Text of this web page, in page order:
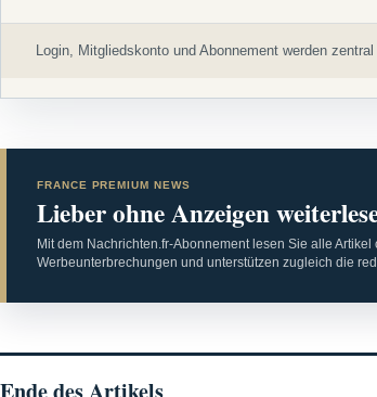
Login, Mitgliedskonto und Abonnement werden
FRANCE PREMIUM NEWS
Lieber ohne Anzeigen
Mit dem Nachrichten.fr-Abonnement lesen Sie alle Artikel
Werbeunterbrechungen und unterstützen zugleich die
Ende des Artikels